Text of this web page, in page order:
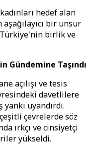
hedef alan
bir unsur
Türkiye'nin birlik ve
Gündemine Taşındı
açılışı ve tesis
davetlilere
uyandırdı.
çevrelerde söz
ırkçı ve cinsiyetçi
yükseldi.